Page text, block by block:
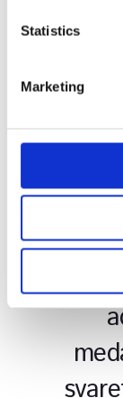
Statistics
Marketing